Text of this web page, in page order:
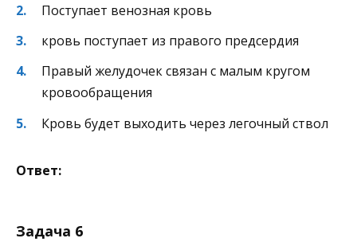
Поступает венозная кровь
кровь поступает из правого предсердия
Правый желудочек связан с малым кругом
кровообращения
Кровь будет выходить через легочный ствол
Ответ:
Задача 6